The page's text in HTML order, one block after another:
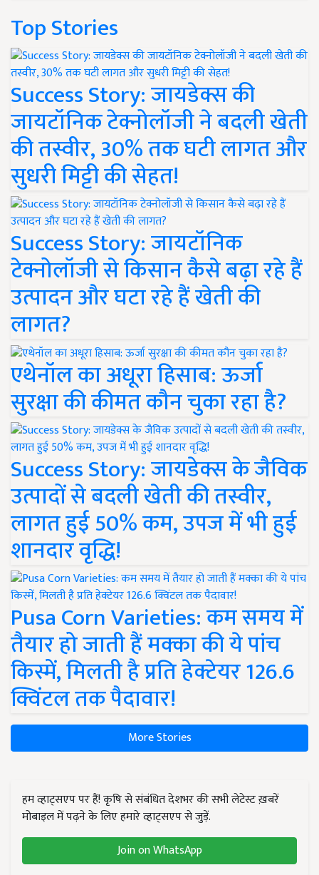
Top Stories
Success Story: जायडेक्स की
जायटॉनिक टेक्नोलॉजी ने बदली खेती
की तस्वीर, 30% तक घटी लागत और
सुधरी मिट्टी की सेहत!
Success Story: जायटॉनिक
टेक्नोलॉजी से किसान कैसे बढ़ा रहे हैं
उत्पादन और घटा रहे हैं खेती की
लागत?
एथेनॉल का अधूरा हिसाब: ऊर्जा
सुरक्षा की कीमत कौन चुका रहा है?
Success Story: जायडेक्स के जैविक
उत्पादों से बदली खेती की तस्वीर,
लागत हुई 50% कम, उपज में भी हुई
शानदार वृद्धि!
Pusa Corn Varieties: कम समय में
तैयार हो जाती हैं मक्का की ये पांच
किस्में, मिलती है प्रति हेक्टेयर 126.6
क्विंटल तक पैदावार!
More Stories
हम व्हाट्सएप पर हैं! कृषि से संबंधित देशभर की सभी लेटेस्ट ख़बरें
मोबाइल में पढ़ने के लिए हमारे व्हाट्सएप से जुड़ें.
Join on WhatsApp